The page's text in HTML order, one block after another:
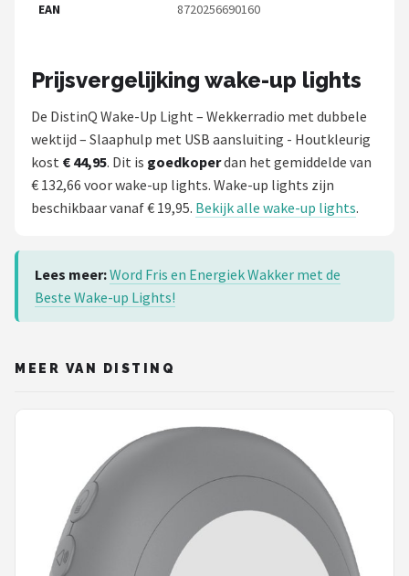
EAN 8720256690160
Prijsvergelijking wake-up lights
De DistinQ Wake-Up Light – Wekkerradio met dubbele
wektijd – Slaaphulp met USB aansluiting - Houtkleurig
kost € 44,95. Dit is goedkoperdan het gemiddelde van
€ 132,66 voor wake-up lights. Wake-up lights zijn
beschikbaar vanaf € 19,95. Bekijk alle wake-up lights.
Lees meer:Word Fris en Energiek Wakker met de
Beste Wake-up Lights!
MEER VAN DISTINQ